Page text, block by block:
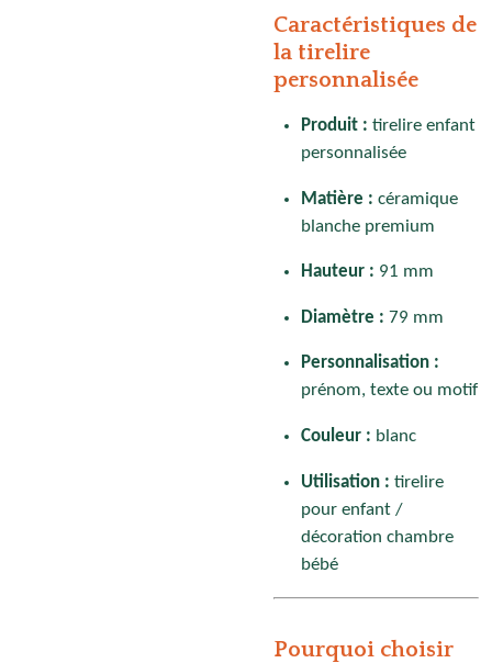
Caractéristiques de
la tirelire
personnalisée
Produit : tirelire enfant
personnalisée
Matière : céramique
blanche premium
Hauteur : 91 mm
Diamètre : 79 mm
Personnalisation :
prénom, texte ou motif
Couleur : blanc
Utilisation : tirelire
pour enfant /
décoration chambre
bébé
Pourquoi choisir